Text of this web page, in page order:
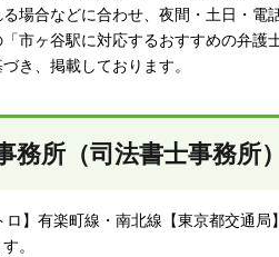
場合などに合わせ、夜間・土日・電
市ヶ谷駅に対応するおすすめの弁護
き、掲載しております。
務所（司法書士事務所
ロ】有楽町線・南北線【東京都交通
。